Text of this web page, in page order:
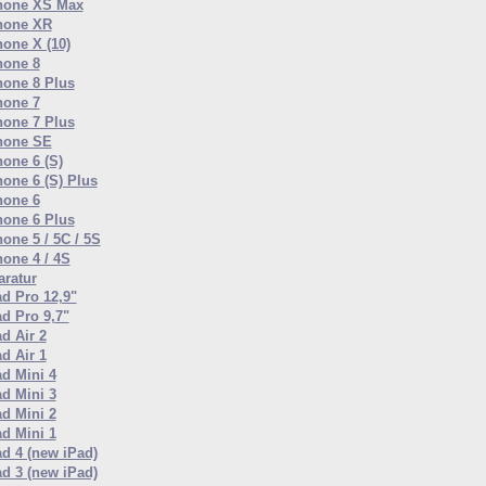
XS Max
XR
X (10)
8
8 Plus
7
7 Plus
SE
6 (S)
6 (S) Plus
6
6 Plus
5 / 5C / 5S
4 / 4S
Pro 12,9"
Pro 9,7"
Air 2
Air 1
Mini 4
Mini 3
Mini 2
Mini 1
4 (new iPad)
3 (new iPad)